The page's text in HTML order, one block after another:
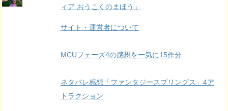
ィア おうこくのまほう」
サイト・運営者について
MCUフェーズ4の感想を一気に15作分
ネタバレ感想「ファンタジースプリングス」4ア
トラクション